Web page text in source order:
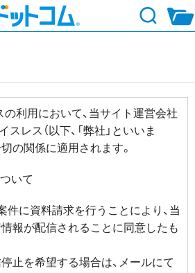
の利用において、当サイト運営会社
レス（以下、「弊社」といいま
の関係に適用されます。
いて
件に資料請求を行うことにより、当
報が配信されることに同意したも
止を希望する場合は、メールにて